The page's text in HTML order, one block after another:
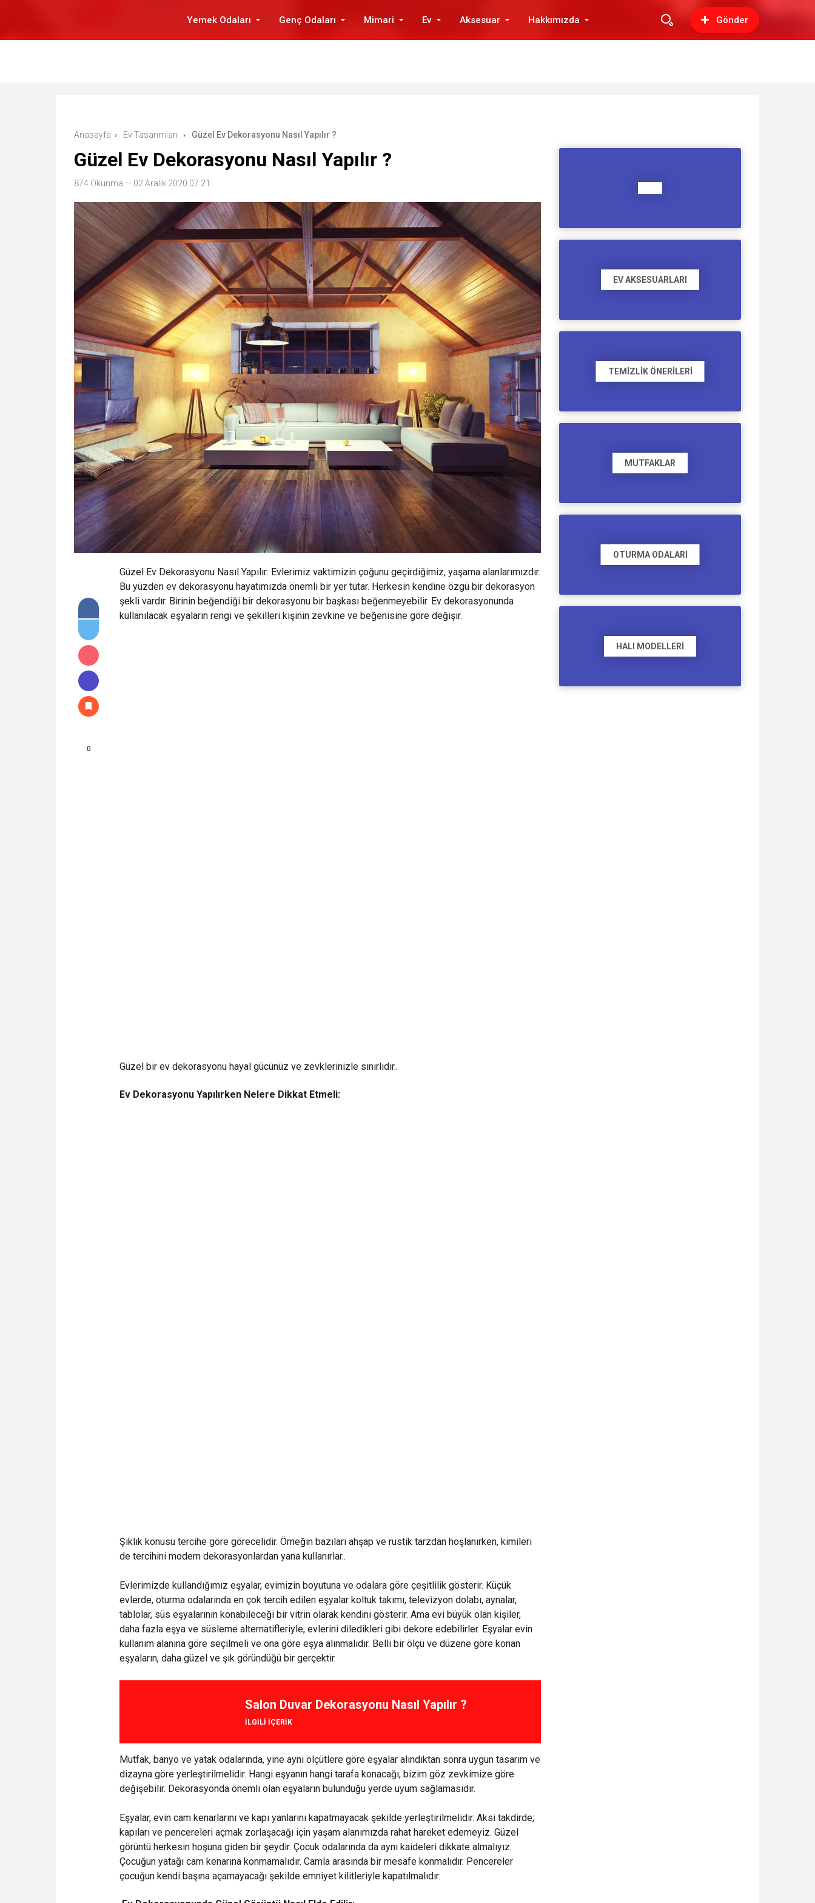
Yemek Odaları Genç Odaları Mimari Ev Aksesuar Hakkımızda Gönder
Anasayfa › Ev Tasarımları › Güzel Ev Dekorasyonu Nasıl Yapılır ?
Güzel Ev Dekorasyonu Nasıl Yapılır ?
874 Okunma — 02 Aralık 2020 07:21
0
Güzel Ev Dekorasyonu Nasıl Yapılır: Evlerimiz vaktimizin çoğunu geçirdiğimiz, yaşama alanlarımızdır.
Bu yüzden ev dekorasyonu hayatımızda önemli bir yer tutar. Herkesin kendine özgü bir dekorasyon
şekli vardır. Birinin beğendiği bir dekorasyonu bir başkası beğenmeyebilir. Ev dekorasyonunda
kullanılacak eşyaların rengi ve şekilleri kişinin zevkine ve beğenisine göre değişir.
Güzel bir ev dekorasyonu hayal gücünüz ve zevklerinizle sınırlıdır..
Ev Dekorasyonu Yapılırken Nelere Dikkat Etmeli:
Şıklık konusu tercihe göre görecelidir. Örneğin bazıları ahşap ve rustik tarzdan hoşlanırken, kimileri
de tercihini modern dekorasyonlardan yana kullanırlar..
Evlerimizde kullandığımız eşyalar, evimizin boyutuna ve odalara göre çeşitlilik gösterir. Küçük
evlerde, oturma odalarında en çok tercih edilen eşyalar koltuk takımı, televizyon dolabı, aynalar,
tablolar, süs eşyalarının konabileceği bir vitrin olarak kendini gösterir. Ama evi büyük olan kişiler,
daha fazla eşya ve süsleme alternatifleriyle, evlerini diledikleri gibi dekore edebilirler. Eşyalar evin
kullanım alanına göre seçilmeli ve ona göre eşya alınmalıdır. Belli bir ölçü ve düzene göre konan
eşyaların, daha güzel ve şık göründüğü bir gerçektir.
ILGILI IÇERIK
Salon Duvar Dekorasyonu Nasıl Yapılır ?
Mutfak, banyo ve yatak odalarında, yine aynı ölçütlere göre eşyalar alındıktan sonra uygun tasarım ve
dizayna göre yerleştirilmelidir. Hangi eşyanın hangi tarafa konacağı, bizim göz zevkimize göre
değişebilir. Dekorasyonda önemli olan eşyaların bulunduğu yerde uyum sağlamasıdır.
Eşyalar, evin cam kenarlarını ve kapı yanlarını kapatmayacak şekilde yerleştirilmelidir. Aksi takdirde;
kapıları ve pencereleri açmak zorlaşacağı için yaşam alanımızda rahat hareket edemeyiz. Güzel
görüntü herkesin hoşuna giden bir şeydir. Çocuk odalarında da aynı kaideleri dikkate almalıyız.
Çocuğun yatağı cam kenarına konmamalıdır. Camla arasında bir mesafe konmalıdır. Pencereler
çocuğun kendi başına açamayacağı şekilde emniyet kilitleriyle kapatılmalıdır.
EV AKSESUARLARI
TEMIZLIK ÖNERILERI
MUTFAKLAR
OTURMA ODALARI
HALI MODELLERI